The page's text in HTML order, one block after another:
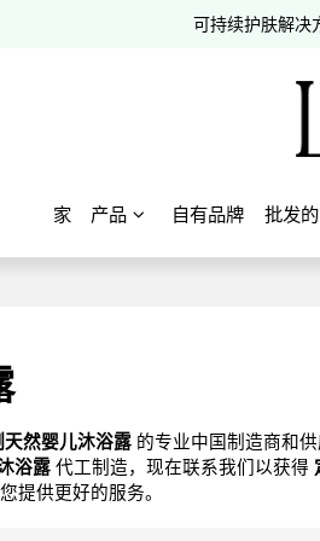
可持续护肤解
家 产品 自有品牌 批发的
天然婴儿沐浴露 的专业中国制造商和
浴露 代工制造，现在联系我们以获得
提供更好的服务。